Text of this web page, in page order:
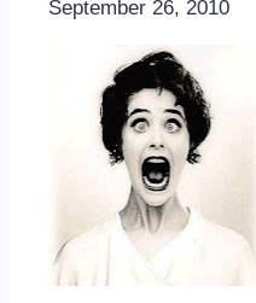
ByNicole
September 26, 2010